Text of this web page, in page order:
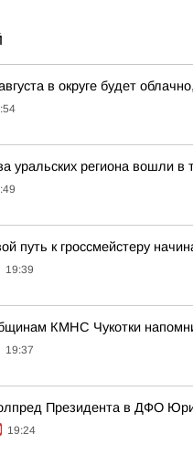
в округе будет
уральских региона вошли в
путь к гроссмейстеру
19:39
КМНС Чукотки
19:37
Президента в ДФО
19:24